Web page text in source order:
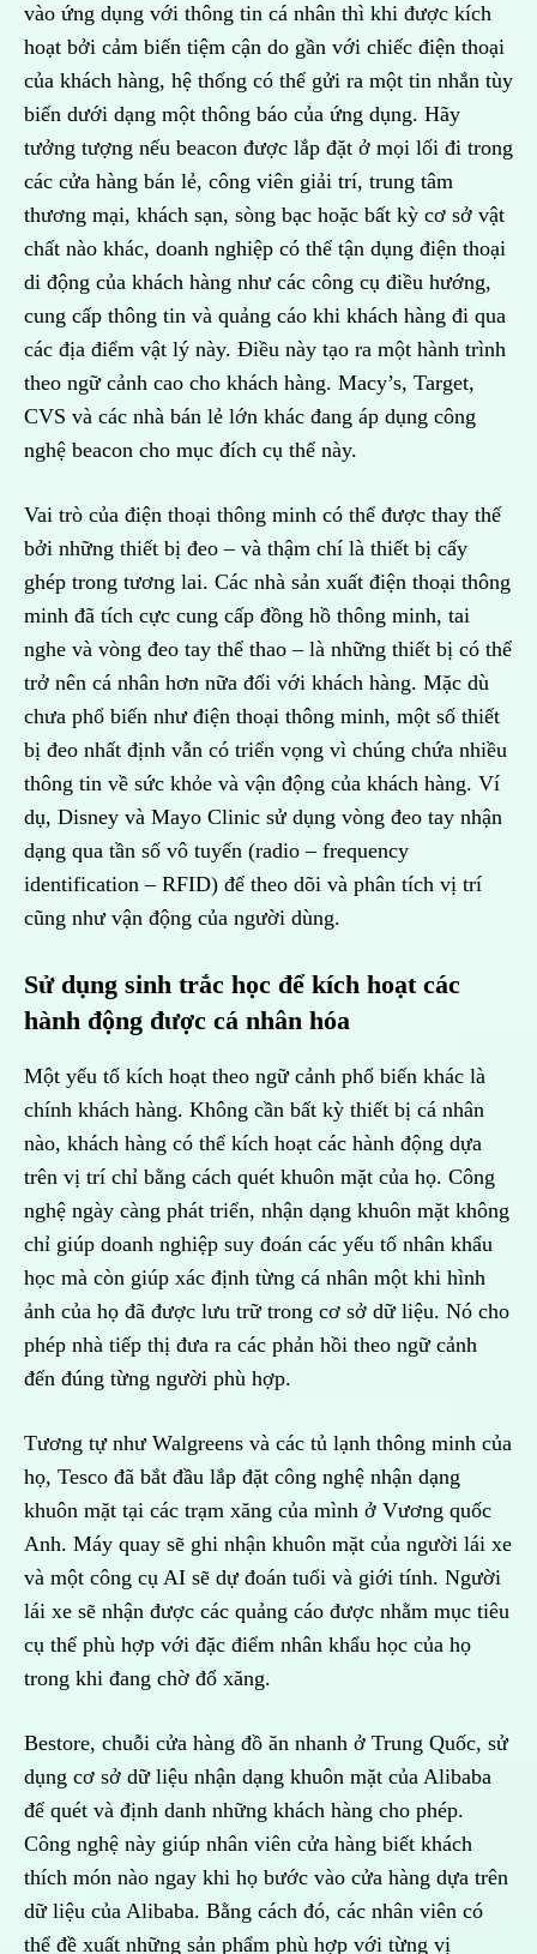
vào ứng dụng với thông tin cá nhân thì khi được kích
hoạt bởi cảm biến tiệm cận do gần với chiếc điện thoại
của khách hàng, hệ thống có thể gửi ra một tin nhắn tùy
biến dưới dạng một thông báo của ứng dụng. Hãy
tưởng tượng nếu beacon được lắp đặt ở mọi lối đi trong
các cửa hàng bán lẻ, công viên giải trí, trung tâm
thương mại, khách sạn, sòng bạc hoặc bất kỳ cơ sở vật
chất nào khác, doanh nghiệp có thể tận dụng điện thoại
di động của khách hàng như các công cụ điều hướng,
cung cấp thông tin và quảng cáo khi khách hàng đi qua
các địa điểm vật lý này. Điều này tạo ra một hành trình
theo ngữ cảnh cao cho khách hàng. Macy’s, Target,
CVS và các nhà bán lẻ lớn khác đang áp dụng công
nghệ beacon cho mục đích cụ thể này.
Vai trò của điện thoại thông minh có thể được thay thế
bởi những thiết bị đeo – và thậm chí là thiết bị cấy
ghép trong tương lai. Các nhà sản xuất điện thoại thông
minh đã tích cực cung cấp đồng hồ thông minh, tai
nghe và vòng đeo tay thể thao – là những thiết bị có thể
trở nên cá nhân hơn nữa đối với khách hàng. Mặc dù
chưa phổ biến như điện thoại thông minh, một số thiết
bị đeo nhất định vẫn có triển vọng vì chúng chứa nhiều
thông tin về sức khỏe và vận động của khách hàng. Ví
dụ, Disney và Mayo Clinic sử dụng vòng đeo tay nhận
dạng qua tần số vô tuyến (radio – frequency
identification – RFID) để theo dõi và phân tích vị trí
cũng như vận động của người dùng.
Sử dụng sinh trắc học để kích hoạt các
hành động được cá nhân hóa
Một yếu tố kích hoạt theo ngữ cảnh phổ biến khác là
chính khách hàng. Không cần bất kỳ thiết bị cá nhân
nào, khách hàng có thể kích hoạt các hành động dựa
trên vị trí chỉ bằng cách quét khuôn mặt của họ. Công
nghệ ngày càng phát triển, nhận dạng khuôn mặt không
chỉ giúp doanh nghiệp suy đoán các yếu tố nhân khẩu
học mà còn giúp xác định từng cá nhân một khi hình
ảnh của họ đã được lưu trữ trong cơ sở dữ liệu. Nó cho
phép nhà tiếp thị đưa ra các phản hồi theo ngữ cảnh
đến đúng từng người phù hợp.
Tương tự như Walgreens và các tủ lạnh thông minh của
họ, Tesco đã bắt đầu lắp đặt công nghệ nhận dạng
khuôn mặt tại các trạm xăng của mình ở Vương quốc
Anh. Máy quay sẽ ghi nhận khuôn mặt của người lái xe
và một công cụ AI sẽ dự đoán tuổi và giới tính. Người
lái xe sẽ nhận được các quảng cáo được nhằm mục tiêu
cụ thể phù hợp với đặc điểm nhân khẩu học của họ
trong khi đang chờ đổ xăng.
Bestore, chuỗi cửa hàng đồ ăn nhanh ở Trung Quốc, sử
dụng cơ sở dữ liệu nhận dạng khuôn mặt của Alibaba
để quét và định danh những khách hàng cho phép.
Công nghệ này giúp nhân viên cửa hàng biết khách
thích món nào ngay khi họ bước vào cửa hàng dựa trên
dữ liệu của Alibaba. Bằng cách đó, các nhân viên có
thể đề xuất những sản phẩm phù hợp với từng vị